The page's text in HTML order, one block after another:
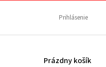
Prihlásenie
NÁKUPNÝ
Prázdny košík